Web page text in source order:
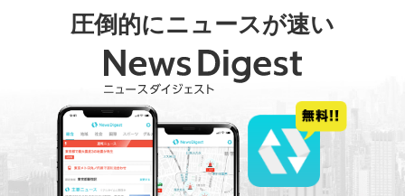
圧倒的にニュースが速い